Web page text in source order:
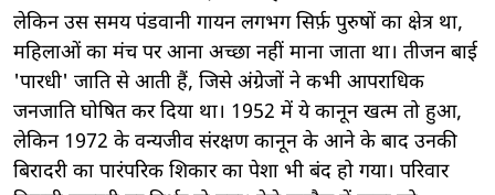
लेकिन उस समय पंडवानी गायन लगभग सिर्फ़ पुरुषों का क्षेत्र था,
महिलाओं का मंच पर आना अच्छा नहीं माना जाता था। तीजन बाई
'पारधी' जाति से आती हैं, जिसे अंग्रेजों ने कभी आपराधिक
जनजाति घोषित कर दिया था। 1952 में ये कानून खत्म तो हुआ,
लेकिन 1972 के वन्यजीव संरक्षण कानून के आने के बाद उनकी
बिरादरी का पारंपरिक शिकार का पेशा भी बंद हो गया। परिवार